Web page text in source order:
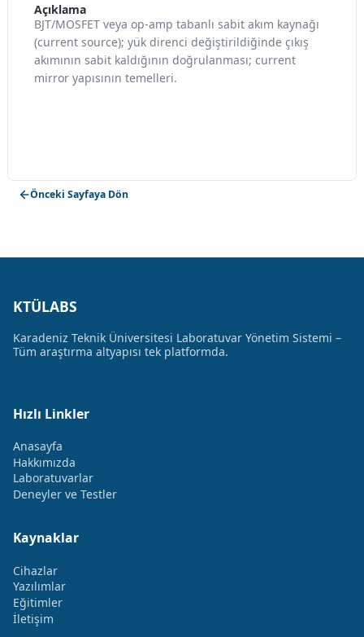
Açıklama
BJT/MOSFET veya op-amp tabanlı sabit akım kaynağı
(current source); yük direnci değiştirildiğinde çıkış
akımının sabit kaldığının doğrulanması; current
mirror yapısının temelleri.
Önceki Sayfaya Dön
KTÜLABS
Karadeniz Teknik Üniversitesi Laboratuvar Yönetim Sistemi –
Tüm araştırma altyapısı tek platformda.
Hızlı Linkler
Anasayfa
Hakkımızda
Laboratuvarlar
Deneyler ve Testler
Kaynaklar
Cihazlar
Yazılımlar
Eğitimler
İletişim